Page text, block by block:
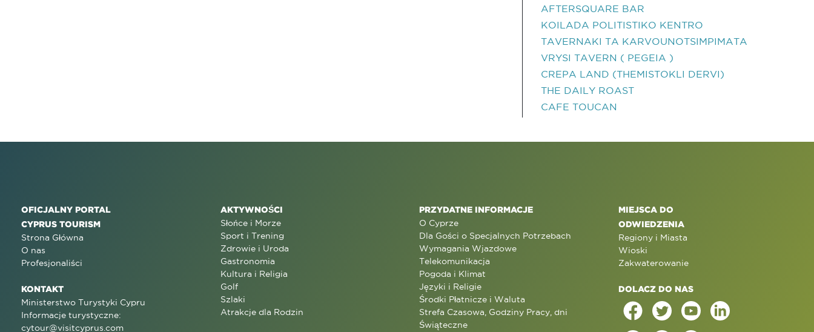
AFTERSQUARE BAR
KOILADA POLITISTIKO KENTRO
TAVERNAKI TA KARVOUNOTSIMPIMATA
VRYSI TAVERN ( PEGEIA )
CREPA LAND (THEMISTOKLI DERVI)
THE DAILY ROAST
CAFE TOUCAN
OFICJALNY PORTAL
CYPRUS TOURISM
Strona Główna
O nas
Profesjonaliści
KONTAKT
Ministerstwo Turystyki Cypru
Informacje turystyczne:
cytour@visitcyprus.com
AKTYWNOŚCI
Słońce i Morze
Sport i Trening
Zdrowie i Uroda
Gastronomia
Kultura i Religia
Golf
Szlaki
Atrakcje dla Rodzin
PRZYDATNE INFORMACJE
O Cyprze
Dla Gości o Specjalnych Potrzebach
Wymagania Wjazdowe
Telekomunikacja
Pogoda i Klimat
Języki i Religie
Środki Płatnicze i Waluta
Strefa Czasowa, Godziny Pracy, dni
Świąteczne
MIEJSCA DO
ODWIEDZENIA
Regiony i Miasta
Wioski
Zakwaterowanie
DOLACZ DO NAS